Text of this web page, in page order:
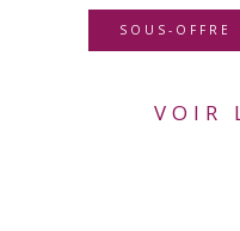
SOUS-OFFRE
VOIR